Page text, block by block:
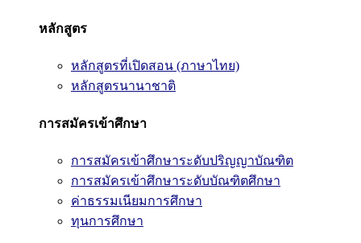
หลักสูตร
หลักสูตรที่เปิดสอน (ภาษาไทย)
หลักสูตรนานาชาติ
การสมัครเข้าศึกษา
การสมัครเข้าศึกษาระดับปริญญาบัณฑิต
การสมัครเข้าศึกษาระดับบัณฑิตศึกษา
ค่าธรรมเนียมการศึกษา
ทุนการศึกษา